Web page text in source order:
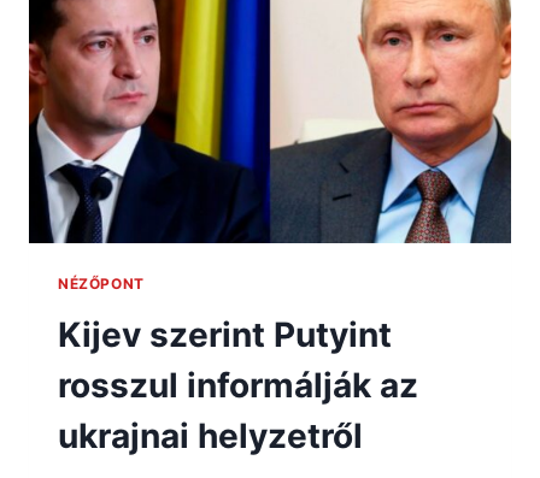
NÉZŐPONT
Kijev szerint Putyint
rosszul informálják az
ukrajnai helyzetről